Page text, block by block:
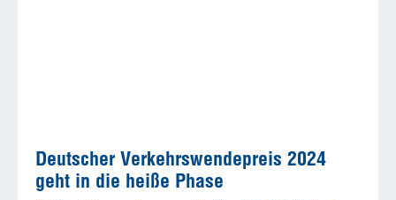
Deutscher Verkehrswendepreis 2024
geht in die heiße Phase